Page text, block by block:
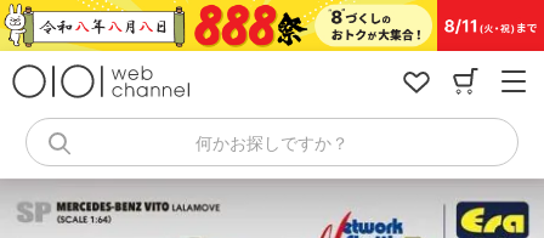
コ
ン
キ
何かお探しですか？